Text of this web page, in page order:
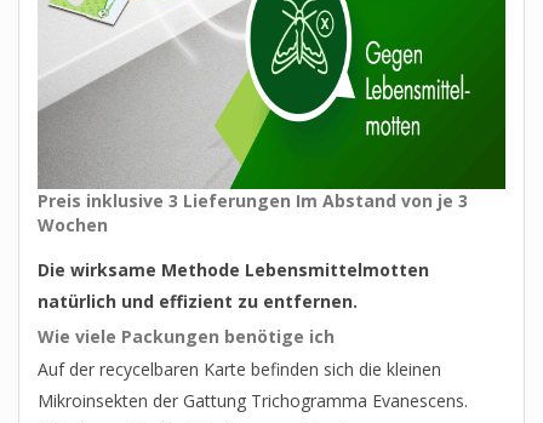
Preis inklusive 3 Lieferungen Im Abstand von je 3
Wochen
Die wirksame Methode Lebensmittelmotten
natürlich und effizient zu entfernen.
Wie viele Packungen benötige ich
Auf der recycelbaren Karte befinden sich die kleinen
Mikroinsekten der Gattung Trichogramma Evanescens.